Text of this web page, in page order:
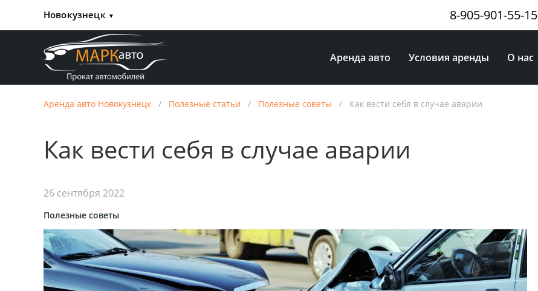
Новокузнецк ▼ 8-905-901-55-15
Аренда авто Условия аренды О нас
Аренда авто Новокузнецк / Полезные статьи / Полезные советы / Как вести себя в случае аварии
Как вести себя в случае аварии
26 сентября 2022
Полезные советы